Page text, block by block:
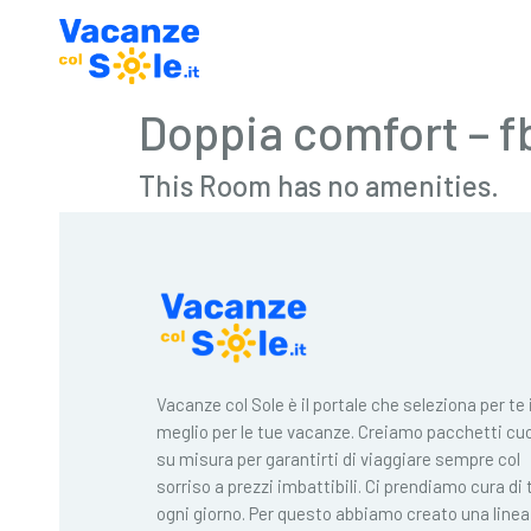
Doppia comfort –
This Room has no amenities.
Vacanze col Sole è il portale che seleziona per te
meglio per le tue vacanze. Creiamo pacchetti
su misura per garantirti di viaggiare sempre col
sorriso a prezzi imbattibili. Ci prendiamo cura di
ogni giorno. Per questo abbiamo creato una linea